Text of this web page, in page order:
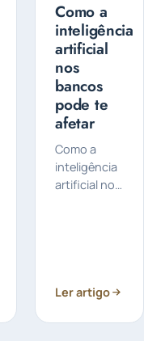
Como a
inteligência
artificial
nos
bancos
pode te
afetar
Como a
inteligência
artificial nos
artificial
transformando
Ler artigo